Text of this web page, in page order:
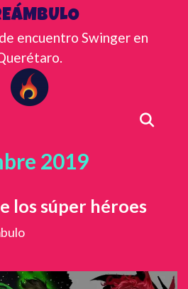
encuentro Swinger en
2019
los súper héroes